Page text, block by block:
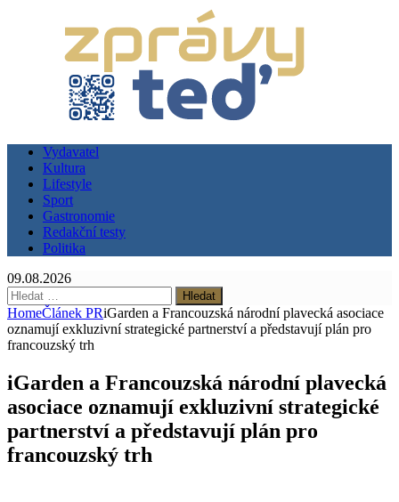
Vydavatel
Kultura
Lifestyle
Sport
Gastronomie
Redakční testy
Politika
09.08.2026
Vyhledávání
HomeČlánek PRiGarden a Francouzská národní plavecká asociace
oznamují exkluzivní strategické partnerství a představují plán pro
francouzský trh
iGarden a Francouzská národní plavecká
asociace oznamují exkluzivní strategické
partnerství a představují plán pro
francouzský trh